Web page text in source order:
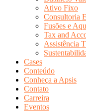
Ativo Fixo
Consultoria
Fusões e
Tax and
Assistência
Cases
Conteúdo
Conheça a Apsis
Contato
Carreira
Eventos